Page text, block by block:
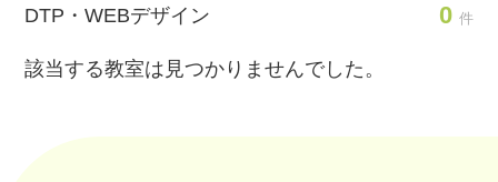
DTP・WEBデザイン 0 件
該当する教室は見つかりませんでした。